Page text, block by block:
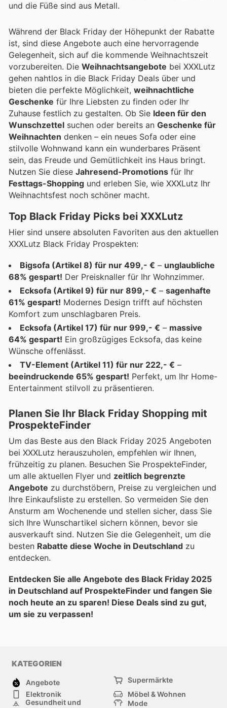
und die Füße sind aus Metall.
Während der Black Friday der Höhepunkt der Rabatte
ist, sind diese Angebote auch eine hervorragende
Gelegenheit, sich auf die kommende Weihnachtszeit
vorzubereiten. Die Weihnachtsangebote bei XXXLutz
gehen nahtlos in die Black Friday Deals über und
bieten die perfekte Möglichkeit, weihnachtliche
Geschenke für Ihre Liebsten zu finden oder Ihr
Zuhause festlich zu gestalten. Ob Sie Ideen für den
Wunschzettel suchen oder bereits an Geschenke für
Weihnachten denken – ein neues Sofa oder eine
stilvolle Wohnwand kann ein wunderbares Präsent
sein, das Freude und Gemütlichkeit ins Haus bringt.
Nutzen Sie diese Jahresend-Promotions für Ihr
Festtags-Shopping und erleben Sie, wie XXXLutz Ihr
Weihnachtsfest noch schöner macht.
Top Black Friday Picks bei XXXLutz
Hier sind unsere absoluten Favoriten aus den aktuellen
XXXLutz Black Friday Prospekten:
Bigsofa (Artikel 8) für nur 499,- € – unglaubliche
68% gespart! Der Preisknaller für Ihr Wohnzimmer.
Ecksofa (Artikel 9) für nur 899,- € – sagenhafte
61% gespart! Modernes Design trifft auf höchsten
Komfort zum unschlagbaren Preis.
Ecksofa (Artikel 17) für nur 999,- € – massive
64% gespart! Ein großzügiges Ecksofa, das keine
Wünsche offenlässt.
TV-Element (Artikel 11) für nur 222,- € –
beeindruckende 65% gespart! Perfekt, um Ihr Home-
Entertainment stilvoll zu präsentieren.
Planen Sie Ihr Black Friday Shopping mit
ProspekteFinder
Um das Beste aus den Black Friday 2025 Angeboten
bei XXXLutz herauszuholen, empfehlen wir Ihnen,
frühzeitig zu planen. Besuchen Sie ProspekteFinder,
um alle aktuellen Flyer und zeitlich begrenzte
Angebote zu durchstöbern, Preise zu vergleichen und
Ihre Einkaufsliste zu erstellen. So vermeiden Sie den
Ansturm am Wochenende und stellen sicher, dass Sie
sich Ihre Wunschartikel sichern können, bevor sie
ausverkauft sind. Nutzen Sie die Gelegenheit, um die
besten Rabatte diese Woche in Deutschland zu
entdecken.
Entdecken Sie alle Angebote des Black Friday 2025
in Deutschland auf ProspekteFinder und fangen Sie
noch heute an zu sparen! Diese Deals sind zu gut,
um sie zu verpassen!
KATEGORIEN
Angebote
Supermärkte
Elektronik
Möbel & Wohnen
Gesundheit und
Mode